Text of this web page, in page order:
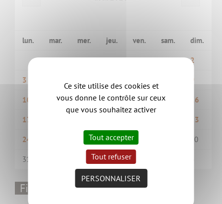
lun. mar. mer. jeu. ven. sam. dim.
1 2
3 9
10 11 12 13 14 15 16
17 23
24 27 28 30
31 3
Filtrer par thématique
Ce site utilise des cookies et
vous donne le contrôle sur ceux
que vous souhaitez activer
Tout accepter
Tout refuser
PERSONNALISER